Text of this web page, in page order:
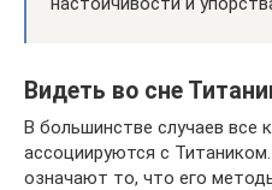
Видеть во сне
В большинстве случаев все
ассоциируются с
означают то, что его